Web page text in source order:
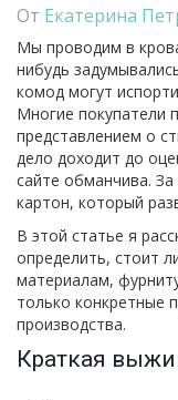
От Екатерина
Мы проводим в
нибудь
комод могут
Многие покупатели
представлением о
дело доходит до
сайте обманчива.
картон, который
В этой статье я
определить, стоит
материалам,
только конкретные
производства.
Краткая